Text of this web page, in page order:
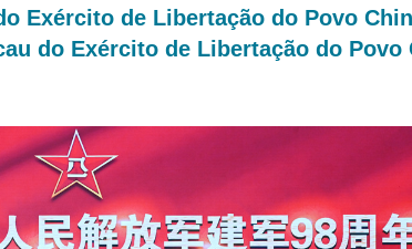
Exército de Libertação do Povo
do Exército de Libertação do Povo